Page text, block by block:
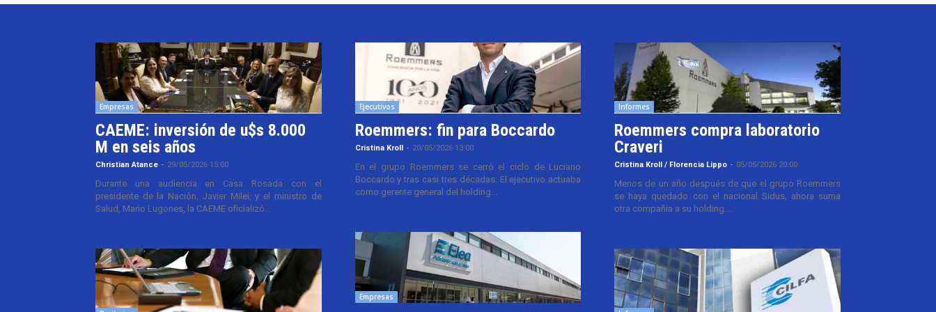
Empresas
CAEME: inversión de u$s 8.000
M en seis años
Christian Atance - 29/05/2026 15:00
Durante una audiencia en Casa Rosada con el
presidente de la Nación, Javier Milei, y el ministro de
Salud, Mario Lugones, la CAEME oficializó...
Ejecutivos
Roemmers: fin para Boccardo
Cristina Kroll - 20/05/2026 13:00
En el grupo Roemmers se cerró el ciclo de Luciano
Boccardo y tras casi tres décadas. El ejecutivo actuaba
como gerente general del holding...
Empresas
Informes
Roemmers compra laboratorio
Craveri
Cristina Kroll / Florencia Lippo - 05/05/2026 20:00
Menos de un año después de que el grupo Roemmers
se haya quedado con el nacional Sidus, ahora suma
otra compañía a su holding....